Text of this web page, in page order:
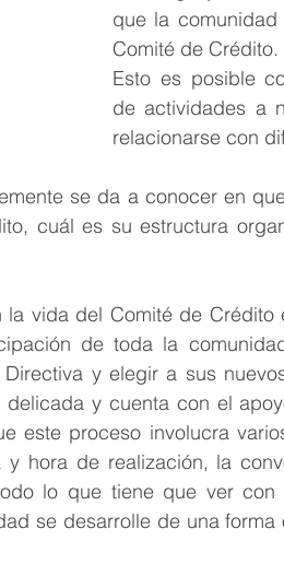
que la
Comité de Crédito.
Esto es posible
de actividades a
relacionarse con
se da a conocer en
cuál es su estructura
vida del Comité de Crédito
de toda la
y elegir a sus
y cuenta con el
este proceso involucra
hora de realización, la
lo que tiene que ver
se desarrolle de una